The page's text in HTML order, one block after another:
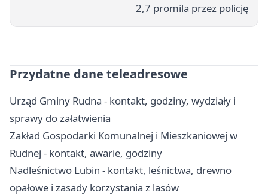
2,7 promila przez policję
Przydatne dane teleadresowe
Urząd Gminy Rudna - kontakt, godziny, wydziały i
sprawy do załatwienia
Zakład Gospodarki Komunalnej i Mieszkaniowej w
Rudnej - kontakt, awarie, godziny
Nadleśnictwo Lubin - kontakt, leśnictwa, drewno
opałowe i zasady korzystania z lasów